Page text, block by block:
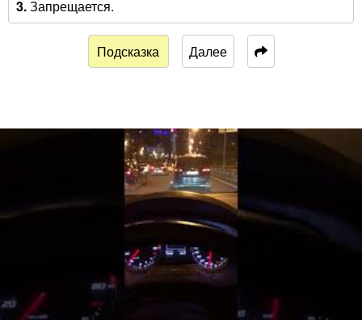
3.Запрещается.
Подсказка Далее